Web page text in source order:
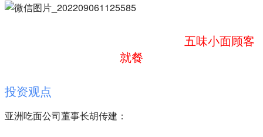
五味小面顾客
就餐
投资观点
亚洲吃面公司董事长胡传建：